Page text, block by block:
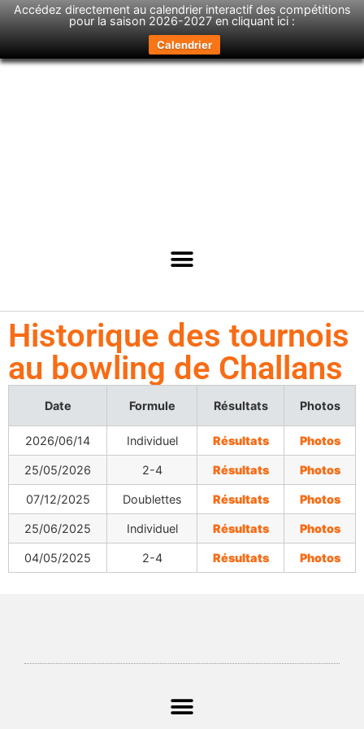
Accédez directement au calendrier interactif des compétitions
pour la saison 2026-2027 en cliquant ici :
Calendrier
Historique des tournois
au bowling de Challans
Date Formule Résultats Photos
2026/06/14 Individuel Résultats Photos
25/05/2026 2-4 Résultats Photos
07/12/2025 Doublettes Résultats Photos
25/06/2025 Individuel Résultats Photos
04/05/2025 2-4 Résultats Photos